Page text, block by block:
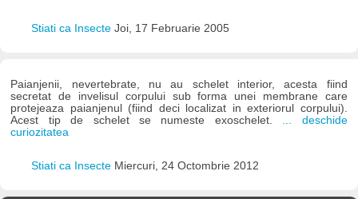
Stiati ca Insecte Joi, 17 Februarie 2005
Paianjenii, nevertebrate, nu au schelet interior, acesta fiind
secretat de invelisul corpului sub forma unei membrane care
protejeaza paianjenul (fiind deci localizat in exteriorul corpului).
Acest tip de schelet se numeste exoschelet.
... deschide
curiozitatea
Stiati ca Insecte Miercuri, 24 Octombrie 2012